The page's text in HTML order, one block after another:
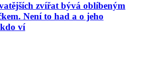
zvířat bývá oblíbeným
Není to had a o jeho
ví